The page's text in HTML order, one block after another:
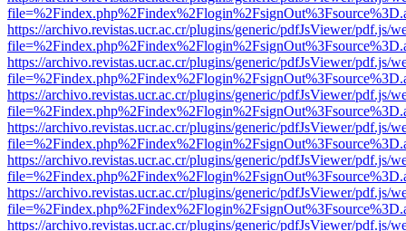
https://archivo.revistas.ucr.ac.cr/plugins/generic/pdfJsViewer/pdf.js/
https://archivo.revistas.ucr.ac.cr/plugins/generic/pdfJsViewer/pdf.js/
https://archivo.revistas.ucr.ac.cr/plugins/generic/pdfJsViewer/pdf.js/
https://archivo.revistas.ucr.ac.cr/plugins/generic/pdfJsViewer/pdf.js/
https://archivo.revistas.ucr.ac.cr/plugins/generic/pdfJsViewer/pdf.js/
https://archivo.revistas.ucr.ac.cr/plugins/generic/pdfJsViewer/pdf.js/
https://archivo.revistas.ucr.ac.cr/plugins/generic/pdfJsViewer/pdf.js/